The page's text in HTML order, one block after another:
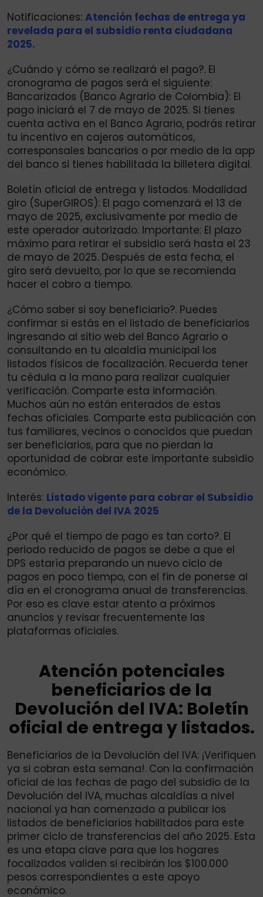
Notificaciones: Atención fechas de entrega ya
revelada para el subsidio renta ciudadana
2025.
¿Cuándo y cómo se realizará el pago?. El
cronograma de pagos será el siguiente:
Bancarizados (Banco Agrario de Colombia): El
pago iniciará el 7 de mayo de 2025. Si tienes
cuenta activa en el Banco Agrario, podrás retirar
tu incentivo en cajeros automáticos,
corresponsales bancarios o por medio de la app
del banco si tienes habilitada la billetera digital.
Boletín oficial de entrega y listados. Modalidad
giro (SuperGIROS): El pago comenzará el 13 de
mayo de 2025, exclusivamente por medio de
este operador autorizado. Importante: El plazo
máximo para retirar el subsidio será hasta el 23
de mayo de 2025. Después de esta fecha, el
giro será devuelto, por lo que se recomienda
hacer el cobro a tiempo.
¿Cómo saber si soy beneficiario?. Puedes
confirmar si estás en el listado de beneficiarios
ingresando al sitio web del Banco Agrario o
consultando en tu alcaldía municipal los
listados físicos de focalización. Recuerda tener
tu cédula a la mano para realizar cualquier
verificación. Comparte esta información.
Muchos aún no están enterados de estas
fechas oficiales. Comparte esta publicación con
tus familiares, vecinos o conocidos que puedan
ser beneficiarios, para que no pierdan la
oportunidad de cobrar este importante subsidio
económico.
Interés: Listado vigente para cobrar el Subsidio
de la Devolución del IVA 2025
¿Por qué el tiempo de pago es tan corto?. El
periodo reducido de pagos se debe a que el
DPS estaría preparando un nuevo ciclo de
pagos en poco tiempo, con el fin de ponerse al
día en el cronograma anual de transferencias.
Por eso es clave estar atento a próximos
anuncios y revisar frecuentemente las
plataformas oficiales.
Atención potenciales
beneficiarios de la
Devolución del IVA: Boletín
oficial de entrega y listados.
Beneficiarios de la Devolución del IVA: ¡Verifiquen
ya si cobran esta semana!. Con la confirmación
oficial de las fechas de pago del subsidio de la
Devolución del IVA, muchas alcaldías a nivel
nacional ya han comenzado a publicar los
listados de beneficiarios habilitados para este
primer ciclo de transferencias del año 2025. Esta
es una etapa clave para que los hogares
focalizados validen si recibirán los $100.000
pesos correspondientes a este apoyo
económico.